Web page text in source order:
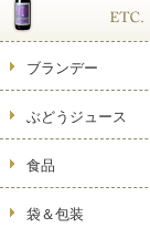
ブランデー
ぶどうジュース
食品
袋＆包装